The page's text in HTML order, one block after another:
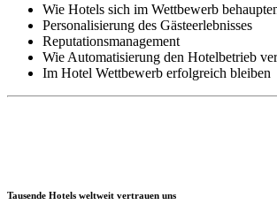
Wie Hotels sich im Wettbewerb
Personalisierung des Gästeerlebnisses
Reputationsmanagement
Wie Automatisierung den Hotelbetrieb
Im Hotel Wettbewerb erfolgreich bleiben
Tausende Hotels weltweit vertrauen uns